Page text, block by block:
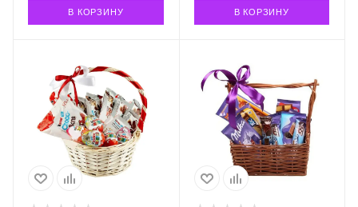
В КОРЗИНУ В КОРЗИНУ